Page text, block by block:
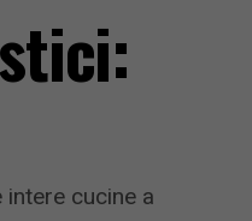
cucine a